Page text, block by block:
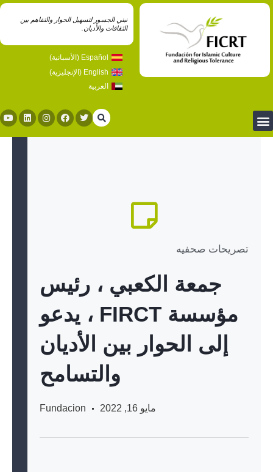
نبني الجسور لتسهيل الحوار والتفاهم بين
الثقافات والأديان.
Español
(الأسبانية)
English
(الإنجليزية)
العربية
تصريحات صحفيه
جمعة الكعبي ، رئيس
مؤسسة FIRCT ، يدعو
إلى الحوار بين الأديان
والتسامح
مايو 16, 2022 Fundacion